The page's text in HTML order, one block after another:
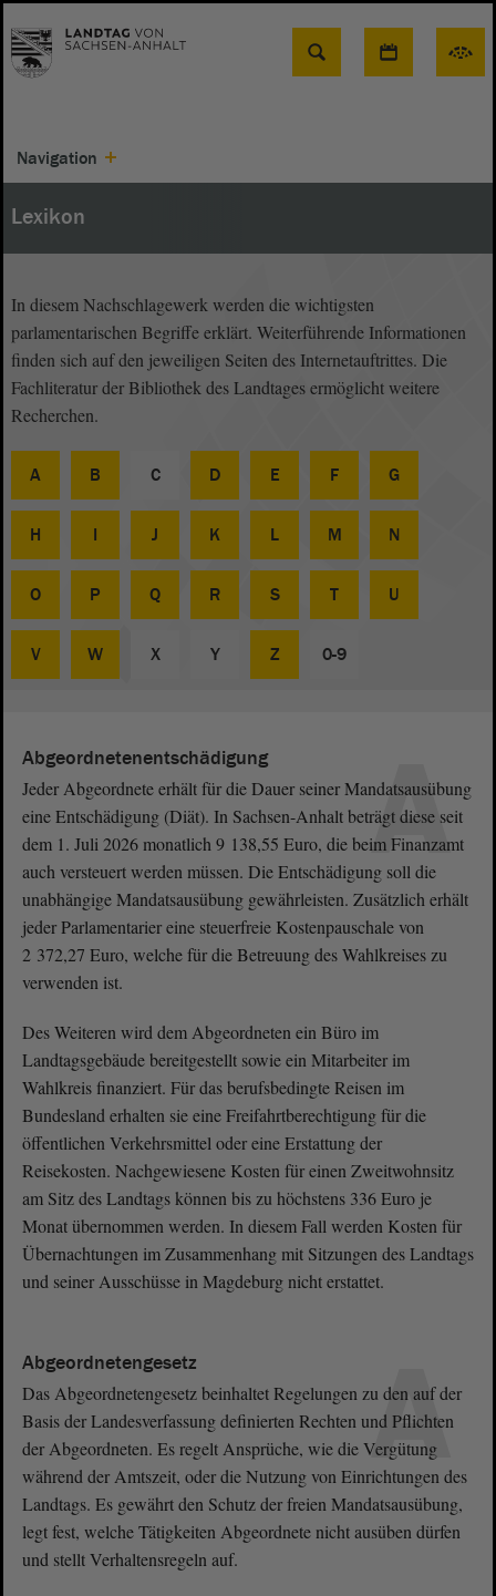
Suche
Navigation
Lexikon
In diesem Nachschlagewerk werden die wichtigsten
parlamentarischen Begriffe erklärt. Weiterführende Informationen
finden sich auf den jeweiligen Seiten des Internetauftrittes. Die
Fachliteratur der Bibliothek des Landtages ermöglicht weitere
Recherchen.
A B C D E F G
H I J K L M N
O P Q R S T U
V W X Y Z 0-9
A
Abgeordnetenentschädigung
Jeder Abgeordnete erhält für die Dauer seiner Mandatsausübung
eine Entschädigung (Diät). In Sachsen-Anhalt beträgt diese seit
dem 1. Juli 2026 monatlich 9 138,55 Euro, die beim Finanzamt
auch versteuert werden müssen. Die Entschädigung soll die
unabhängige Mandatsausübung gewährleisten. Zusätzlich erhält
jeder Parlamentarier eine steuerfreie Kostenpauschale von
2 372,27 Euro, welche für die Betreuung des Wahlkreises zu
verwenden ist.
Des Weiteren wird dem Abgeordneten ein Büro im
Landtagsgebäude bereitgestellt sowie ein Mitarbeiter im
Wahlkreis finanziert. Für das berufsbedingte Reisen im
Bundesland erhalten sie eine Freifahrtberechtigung für die
öffentlichen Verkehrsmittel oder eine Erstattung der
Reisekosten. Nachgewiesene Kosten für einen Zweitwohnsitz
am Sitz des Landtags können bis zu höchstens 336 Euro je
Monat übernommen werden. In diesem Fall werden Kosten für
Übernachtungen im Zusammenhang mit Sitzungen des Landtags
und seiner Ausschüsse in Magdeburg nicht erstattet.
A
Abgeordnetengesetz
Das Abgeordnetengesetz beinhaltet Regelungen zu den auf der
Basis der Landesverfassung definierten Rechten und Pflichten
der Abgeordneten. Es regelt Ansprüche, wie die Vergütung
während der Amtszeit, oder die Nutzung von Einrichtungen des
Landtags. Es gewährt den Schutz der freien Mandatsausübung,
legt fest, welche Tätigkeiten Abgeordnete nicht ausüben dürfen
und stellt Verhaltensregeln auf.